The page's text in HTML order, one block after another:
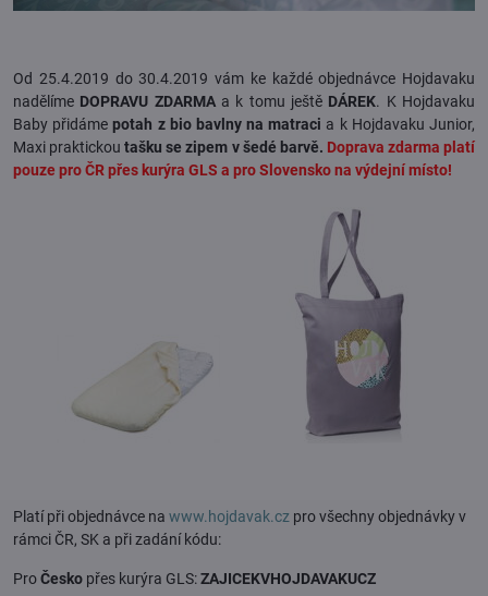
Od 25.4.2019 do 30.4.2019 vám ke každé objednávce Hojdavaku
nadělíme DOPRAVU ZDARMAa k tomu ještě DÁREK. K Hojdavaku
Baby přidámepotah z bio bavlny na matraci a k Hojdavaku Junior,
Maxi praktickoutašku se zipem v šedé barvě. Doprava zdarma platí
pouze pro ČR přes kurýra GLS a pro Slovensko na výdejní místo!
Platí při objednávce na www.hojdavak.cz pro všechny objednávky v
rámci ČR, SK a při zadání kódu:
ProČesko přes kurýra GLS:ZAJICEKVHOJDAVAKUCZ